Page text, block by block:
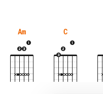
Am C